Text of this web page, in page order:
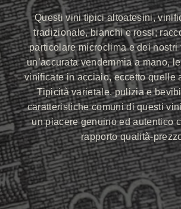
Questi vini tipici altoatesini,
tradizionale, bianchi e rossi;
particolare microclima e dei nostri
un’accurata vendemmia a mano,
vinificate in acciaio, eccetto quelle
Tipicità varietale, pulizia e
caratteristiche comuni di questi
un piacere genuino ed autentico
rapporto qualità-